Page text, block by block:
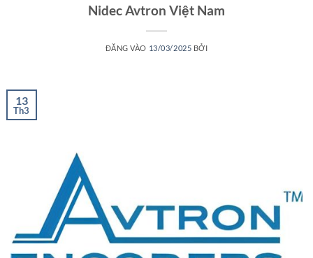
Nidec Avtron Việt Nam
ĐĂNG VÀO 13/03/2025 BỞI
13
Th3